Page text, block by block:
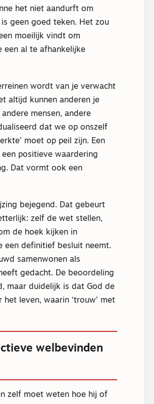
het niet aandurft om
geen goed teken. Het zou
moeilijk vindt om
een al te afhankelijke
wordt van je verwacht
altijd kunnen anderen je
mensen, andere
dat we op onszelf
moet op peil zijn. Een
positieve waardering
Dat vormt ook een
bejegend. Dat gebeurt
zelf de wet stellen,
de hoek kijken in
een definitief besluit neemt.
samenwonen als
gedacht. De beoordeling
maar duidelijk is dat God de
leven, waarin ‘trouw’ met
welbevinden
zelf moet weten hoe hij of